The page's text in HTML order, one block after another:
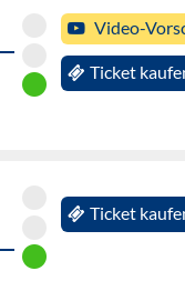
Video-
Ticket
Ticket